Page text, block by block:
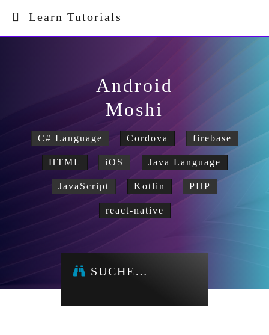
Learn Tutorials
Android
Moshi
C# Language Cordova firebase
HTML iOS Java Language
JavaScript Kotlin PHP
react-native
SUCHE…